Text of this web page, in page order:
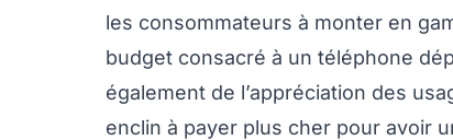
les consommateurs à monter en
budget consacré à un téléphone
également de l’appréciation des
enclin à payer plus cher pour avoir